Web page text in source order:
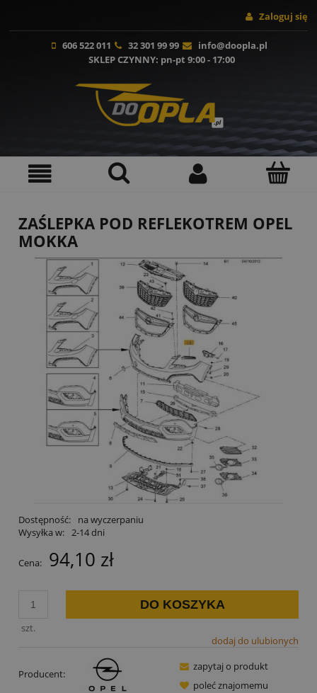
Zaloguj się
606 522 011 32 301 99 99
info@doopla.pl
SKLEP CZYNNY: pn-pt 9:00 - 17:00
ZAŚLEPKA POD REFLEKOTREM OPEL
MOKKA
Dostępność:
na wyczerpaniu
Wysyłka w: 2-14 dni
Cena: 94,10 zł
szt.
DO KOSZYKA
dodaj do ulubionych
Producent:
zapytaj o produkt
poleć znajomemu